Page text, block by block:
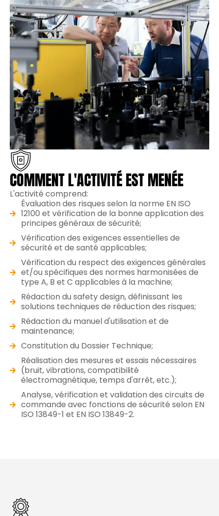
COMMENT L'ACTIVITÉ EST MENÉE
L'activité comprend:
Évaluation des risques selon la norme EN ISO
12100 et vérification de la bonne application des
principes généraux de sécurité;
Vérification des exigences essentielles de
sécurité et de santé applicables;
Vérification du respect des exigences générales
et/ou spécifiques des normes harmonisées de
type A, B et C applicables à la machine;
Rédaction du safety design, définissant les
solutions techniques de réduction des risques;
Rédaction du manuel d'utilisation et de
maintenance;
Constitution du Dossier Technique;
Réalisation des mesures et essais nécessaires
(bruit, vibrations, compatibilité
électromagnétique, temps d'arrêt, etc.);
Analyse, vérification et validation des circuits de
commande avec fonctions de sécurité selon EN
ISO 13849-1 et EN ISO 13849-2.